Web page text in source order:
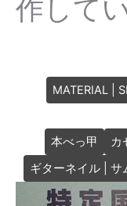
作して
MATERIAL |
本べっ甲 カ
ギターネイル | サ